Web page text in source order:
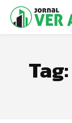
Tag: